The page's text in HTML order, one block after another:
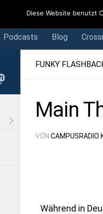
Podcasts Blog
Podcasts Blog
FUNKY
Main
VON CAMPUSRADIO
Während in
Diese Website benutzt